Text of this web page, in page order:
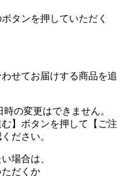
タンを押していただく
せてお届けする商品を追
の変更はできません。
】ボタンを押して【ご注
ださい。
場合は、
だくか